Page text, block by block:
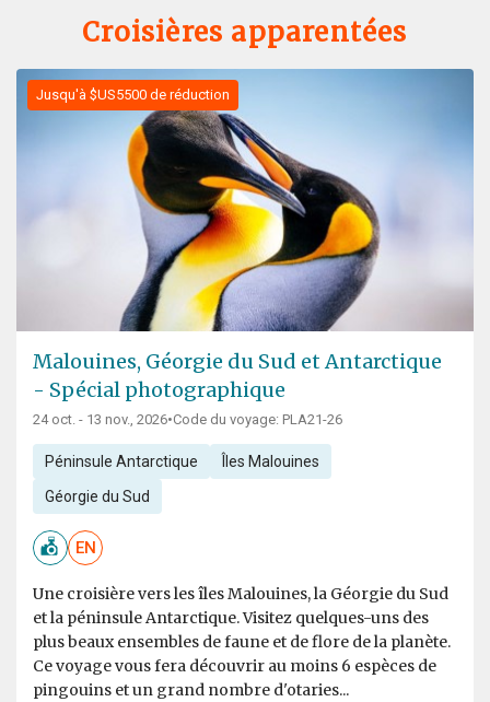
Croisières apparentées
Jusqu'à $US5500 de réduction
Malouines, Géorgie du Sud et Antarctique
- Spécial photographique
24 oct. - 13 nov., 2026•Code du voyage: PLA21-26
Péninsule Antarctique Îles Malouines
Géorgie du Sud
EN
Une croisière vers les îles Malouines, la Géorgie du Sud
et la péninsule Antarctique. Visitez quelques-uns des
plus beaux ensembles de faune et de flore de la planète.
Ce voyage vous fera découvrir au moins 6 espèces de
pingouins et un grand nombre d'otaries...